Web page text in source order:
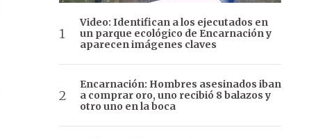
Video: Identifican a los ejecutados en
un parque ecológico de Encarnación y
aparecen imágenes claves
Encarnación: Hombres asesinados iban
a comprar oro, uno recibió 8 balazos y
otro uno en la boca